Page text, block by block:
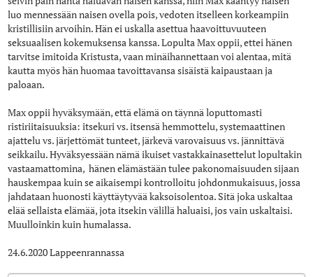
luo mennessään naisen ovella pois, vedoten itselleen korkeampiin
kristillisiin arvoihin. Hän ei uskalla asettua haavoittuvuuteen
seksuaalisen kokemuksensa kanssa. Lopulta Max oppii, ettei hänen
tarvitse imitoida Kristusta, vaan minäihannettaan voi alentaa, mitä
kautta myös hän huomaa tavoittavansa sisäistä kaipaustaan ja
paloaan.
Max oppii hyväksymään, että elämä on täynnä loputtomasti
ristiriitaisuuksia: itsekuri vs. itsensä hemmottelu, systemaattinen
ajattelu vs. järjettömät tunteet, järkevä varovaisuus vs. jännittävä
seikkailu. Hyväksyessään nämä ikuiset vastakkainasettelut lopultakin
vastaamattomina, hänen elämästään tulee pakonomaisuuden sijaan
hauskempaa kuin se aikaisempi kontrolloitu johdonmukaisuus, jossa
jahdataan huonosti käyttäytyvää kaksoisolentoa. Sitä joka uskaltaa
elää sellaista elämää, jota itsekin välillä haluaisi, jos vain uskaltaisi.
Muulloinkin kuin humalassa.
24.6.2020 Lappeenrannassa